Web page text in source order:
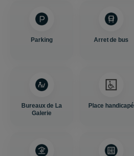
Parking Arret de bus
Bureaux de La
Galerie
Place handicapé